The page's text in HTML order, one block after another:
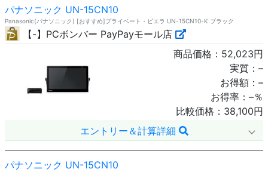
パナソニック UN-15CN10
Panasonic(パナソニック) [おすすめ]プライベート・ビエラ UN-15CN10-K ブラック
【-】PCボンバー PayPayモール店
商品価格： 52,023円
実質： –
お得額： –
お得率： –％
比較価格： 38,100円
エントリー＆計算詳細
パナソニック UN-15CN10